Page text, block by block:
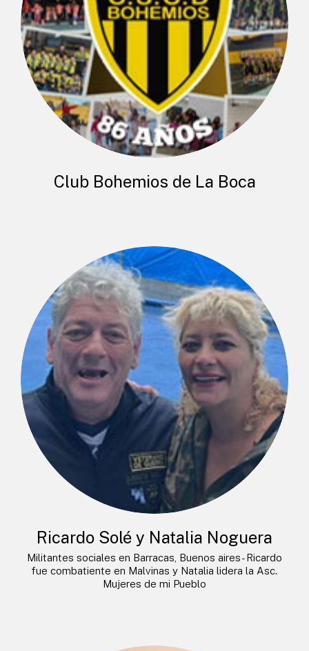
Club Bohemios de La Boca
Ricardo Solé y Natalia Noguera
Militantes sociales en Barracas, Buenos aires- Ricardo
fue combatiente en Malvinas y Natalia lidera la Asc.
Mujeres de mi Pueblo